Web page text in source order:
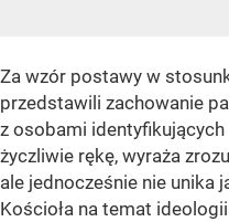
Za wzór postawy w
przedstawili zachowanie
z osobami identyfikujących
życzliwie rękę, wyraża
ale jednocześnie nie unika
Kościoła na temat